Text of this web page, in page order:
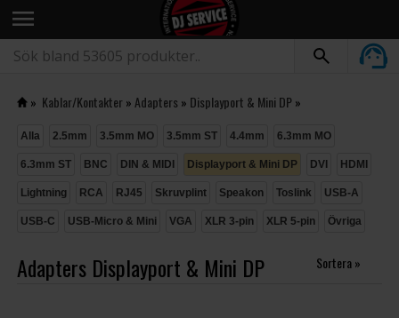
menu
» Kablar/Kontakter» Adapters » Displayport & Mini DP »
Alla 2.5mm 3.5mm MO 3.5mm ST 4.4mm 6.3mm MO
6.3mm ST BNC DIN & MIDI Displayport & Mini DP DVI HDMI
Lightning RCA RJ45 Skruvplint Speakon Toslink USB-A
USB-C USB-Micro & Mini VGA XLR 3-pin XLR 5-pin Övriga
Adapters Displayport & Mini DP Sortera »